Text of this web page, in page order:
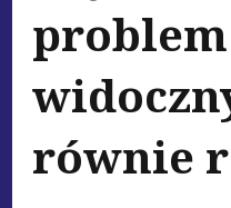
równie